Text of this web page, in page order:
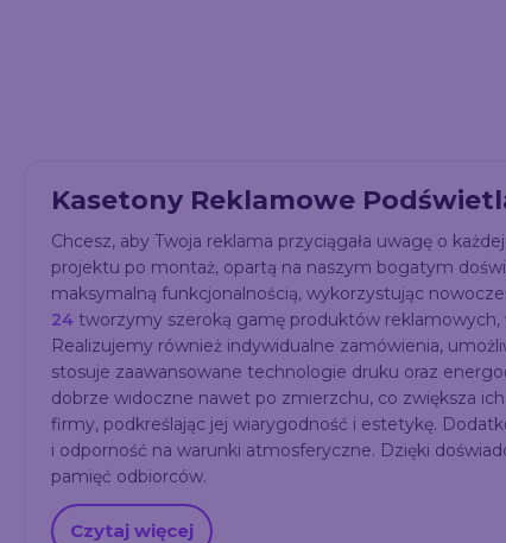
Kasetony Reklamowe
Chcesz, aby Twoja reklama przyciągała uwagę o
projektu po montaż, opartą na naszym bogatym
maksymalną funkcjonalnością, wykorzystując
24 tworzymy szeroką gamę produktów
Realizujemy również indywidualne zamówienia,
stosuje zaawansowane technologie druku oraz
dobrze widoczne nawet po zmierzchu, co zwiększa
firmy, podkreślając jej wiarygodność i estetykę.
i odporność na warunki atmosferyczne. Dzięki
pamięć odbiorców.
Czytaj więcej